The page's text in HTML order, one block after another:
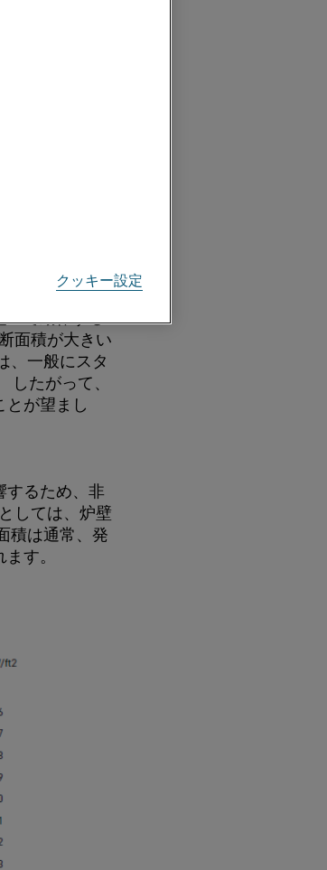
えると、適
には、総電
年数に悪影
場合があり
圧で動作する
面積が大きい
、一般にスタ
たがって、
が望まし
するため、非
しては、炉壁
積は通常、発
す。
クッキー設定